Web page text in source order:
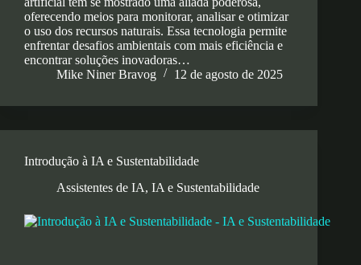
oferecendo meios para monitorar, analisar e otimizar
o uso dos recursos naturais. Essa tecnologia permite
enfrentar desafios ambientais com mais eficiência e
encontrar soluções inovadoras…
Mike Niner Bravog
12 de agosto de 2025
Introdução à IA e Sustentabilidade
Assistentes de IA, IA e Sustentabilidade